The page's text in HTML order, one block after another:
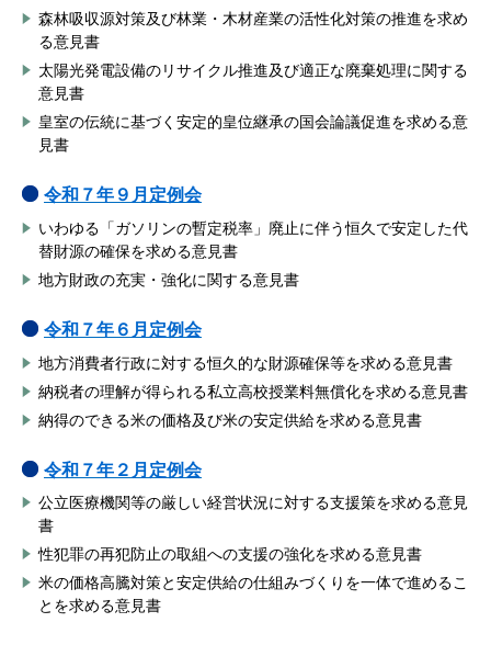
森林吸収源対策及び林業・木材産業の活性化対策の推進を求め
る意見書
太陽光発電設備のリサイクル推進及び適正な廃棄処理に関する
意見書
皇室の伝統に基づく安定的皇位継承の国会論議促進を求める意
見書
令和７年９ 月定例会
いわゆる「ガソリンの暫定税率」廃止に伴う恒久で安定した代
替財源の確保を求める意見書
地方財政の充実・強化に関する意見書
令和７年６ 月定例会
地方消費者行政に対する恒久的な財源確保等を求める意見書
納税者の理解が得られる私立高校授業料無償化を求める意見書
納得のできる米の価格及び米の安定供給を求める意見書
令和７年２ 月定例会
公立医療機関等の厳しい経営状況に対する支援策を求める意見
書
性犯罪の再犯防止の取組への支援の強化を求める意見書
米の価格高騰対策と安定供給の仕組みづくりを一体で進めるこ
とを求める意見書